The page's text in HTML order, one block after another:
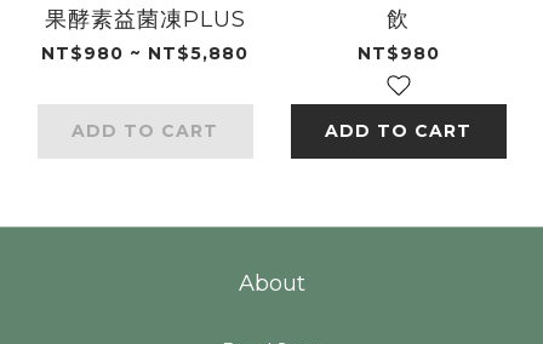
果酵素益菌凍PLUS
NT$980 ~ NT$5,880
ADD TO CART
飲
NT$980
ADD TO CART
About